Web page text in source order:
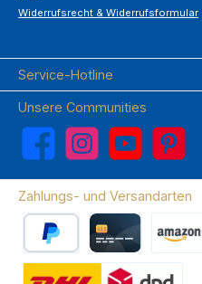
Widerrufsrecht & Widerrufsformular
Service-Hotline
Unsere Communities
Facebook Instagram YouTube Pinterest
Zahlungs- und Versandarten